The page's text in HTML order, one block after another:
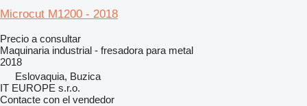
Microcut M1200 - 2018
Precio a consultar
Maquinaria industrial - fresadora para metal
2018
Eslovaquia, Buzica
IT EUROPE s.r.o.
Contacte con el vendedor